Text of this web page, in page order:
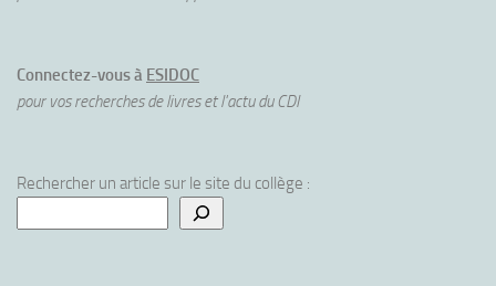
Connectez-vous à ESIDOC
pour vos recherches de livres et l'actu du CDI
Rechercher un article sur le site du collège :